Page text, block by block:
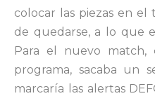
colocar las piezas en
de quedarse, a lo que
Para el nuevo match,
programa, sacaba un
marcaría las alertas